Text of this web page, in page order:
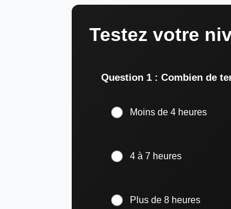
Testez votre
Question 1 : Combien de
Moins de 4 heures
4 à 7 heures
Plus de 8 heures